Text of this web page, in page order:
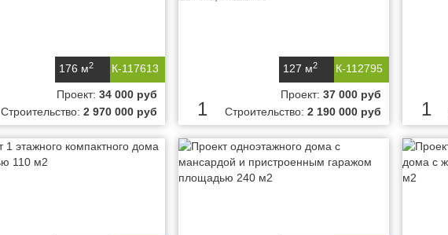
К-117613
176 м2
Проект: 34 000 руб
Строительство: 2 970 000 руб
К-112795
127 м2
1
Проект: 37 000 руб
Строительство: 2 190 000 руб 1